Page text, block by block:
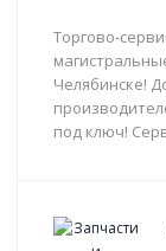
Торгово-
Челябинске!
под ключ!